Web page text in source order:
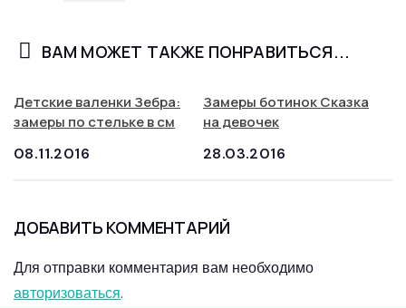
ВАМ МОЖЕТ ТАКЖЕ ПОНРАВИТЬСЯ...
Детские валенки Зебра:
замеры по стельке в см
08.11.2016
Замеры ботинок Сказка
на девочек
28.03.2016
ДОБАВИТЬ КОММЕНТАРИЙ
Для отправки комментария вам необходимо
авторизоваться.